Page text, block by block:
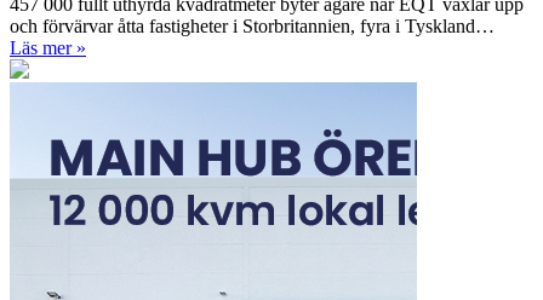
457 000 fullt uthyrda kvadratmeter byter ägare när EQT växlar upp
och förvärvar åtta fastigheter i Storbritannien, fyra i Tyskland…
Läs mer »